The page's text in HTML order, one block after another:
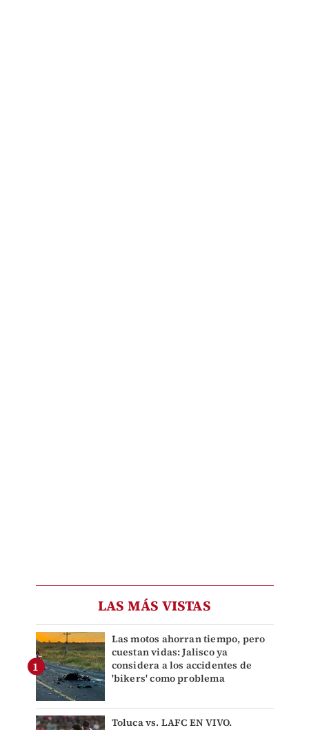
LAS MÁS VISTAS
Las motos ahorran tiempo, pero
cuestan vidas: Jalisco ya
considera a los accidentes de
'bikers' como problema
Toluca vs. LAFC EN VIVO.